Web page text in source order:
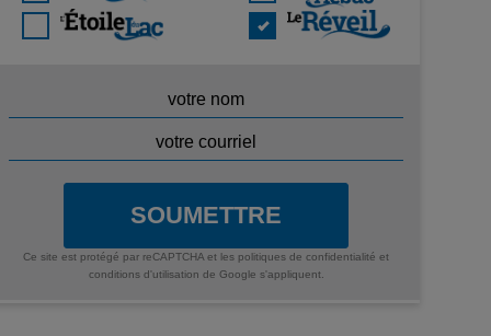
SOUMETTRE
Ce site est protégé par reCAPTCHA et les politiques de confidentialité et
conditions d'utilisation de Google s'appliquent.